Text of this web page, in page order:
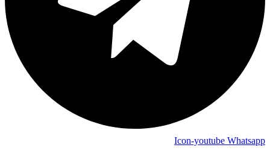
Icon-youtube Whatsapp